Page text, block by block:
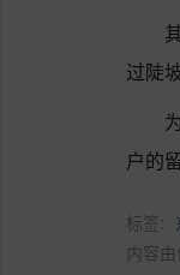
过陡
户的
标签:
内容